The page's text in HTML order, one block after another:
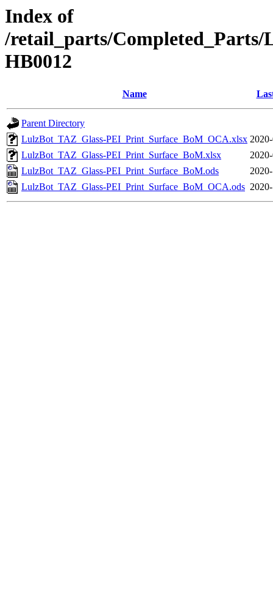
Index of
/retail_parts/
HB0012
Name
Parent Directory
LulzBot_TAZ_Glass-PEI_Print_Surface_BoM_OCA.xlsx
LulzBot_TAZ_Glass-PEI_Print_Surface_BoM.xlsx
LulzBot_TAZ_Glass-PEI_Print_Surface_BoM.ods
LulzBot_TAZ_Glass-PEI_Print_Surface_BoM_OCA.ods